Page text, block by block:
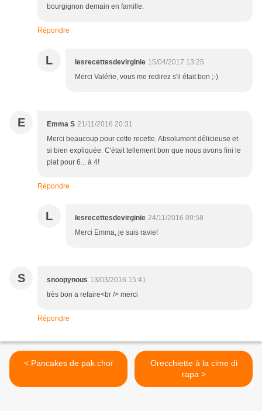
bourgignon demain en famille.
Répondre
L lesrecettesdevirginie 15/04/2017 13:25
Merci Valérie, vous me redirez s'il était bon ;-)
E Emma S 21/11/2016 20:31
Merci beaucoup pour cette recette. Absolument délicieuse et
si bien expliquée. C'était tellement bon que nous avons fini le
plat pour 6... à 4!
Répondre
L lesrecettesdevirginie 24/11/2016 09:58
Merci Emma, je suis ravie!
S snoopynous 13/03/2016 15:41
très bon a refaire<br /> merci
Répondre
< Pancakes de pak choï
Orecchiette à la cime di
rapa >